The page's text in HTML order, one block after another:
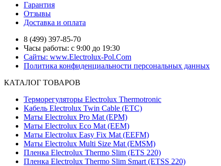
Гарантия
Отзывы
Доставка и оплата
8 (499) 397-85-70
Часы работы: с 9:00 до 19:30
Сайты: www.Electrolux-Pol.Com
Политика конфиденциальности персональных данных
КАТАЛОГ ТОВАРОВ
Терморегуляторы Electrolux Thermotronic
Кабель Electrolux Twin Cable (ETC)
Маты Electrolux Pro Mat (EPM)
Маты Electrolux Eco Mat (EЕM)
Маты Electrolux Easy Fix Mat (EEFM)
Маты Electrolux Multi Size Mat (EMSM)
Пленка Electrolux Thermo Slim (ETS 220)
Пленка Electrolux Thermo Slim Smart (ETSS 220)